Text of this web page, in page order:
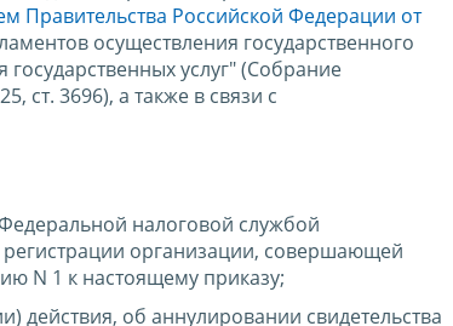
Правительства Российской Федерации от
осуществления государственного
услуг" (Собрание
ст. 3696), а также в связи с
налоговой службой
регистрации организации, совершающей
N 1 к настоящему приказу;
об аннулировании свидетельства